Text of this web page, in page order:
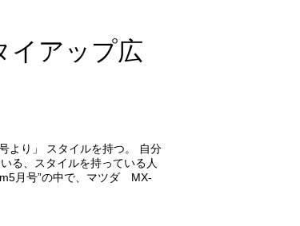
イアップ広
より」 スタイルを持つ。 自分
る、スタイルを持っている人
月号”の中で、マツダ MX-